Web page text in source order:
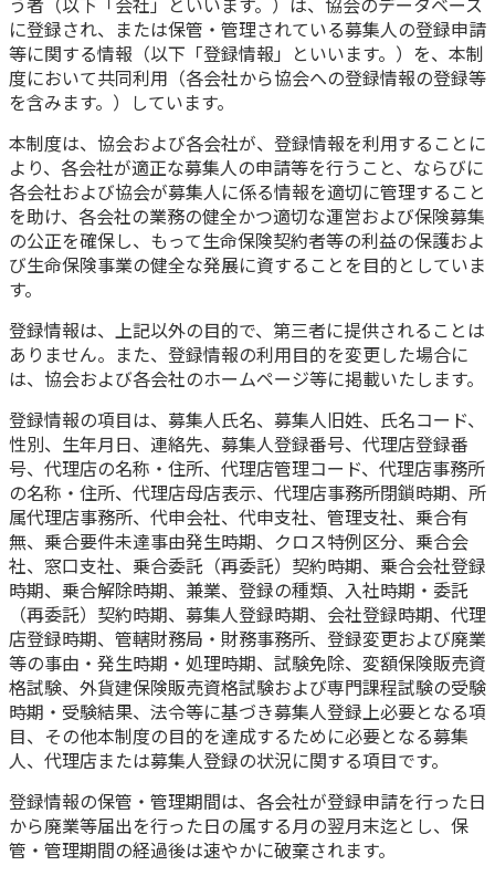
に登録され、または保管・管理されている募集人の登録申請
等に関する情報（以下「登録情報」といいます。）を、本制
度において共同利用（各会社から協会への登録情報の登録等
を含みます。）しています。
本制度は、協会および各会社が、登録情報を利用することに
より、各会社が適正な募集人の申請等を行うこと、ならびに
各会社および協会が募集人に係る情報を適切に管理すること
を助け、各会社の業務の健全かつ適切な運営および保険募集
の公正を確保し、もって生命保険契約者等の利益の保護およ
び生命保険事業の健全な発展に資することを目的としていま
す。
登録情報は、上記以外の目的で、第三者に提供されることは
ありません。また、登録情報の利用目的を変更した場合に
は、協会および各会社のホームページ等に掲載いたします。
登録情報の項目は、募集人氏名、募集人旧姓、氏名コード、
性別、生年月日、連絡先、募集人登録番号、代理店登録番
号、代理店の名称・住所、代理店管理コード、代理店事務所
の名称・住所、代理店母店表示、代理店事務所閉鎖時期、所
属代理店事務所、代申会社、代申支社、管理支社、乗合有
無、乗合要件未達事由発生時期、クロス特例区分、乗合会
社、窓口支社、乗合委託（再委託）契約時期、乗合会社登録
時期、乗合解除時期、兼業、登録の種類、入社時期・委託
（再委託）契約時期、募集人登録時期、会社登録時期、代理
店登録時期、管轄財務局・財務事務所、登録変更および廃業
等の事由・発生時期・処理時期、試験免除、変額保険販売資
格試験、外貨建保険販売資格試験および専門課程試験の受験
時期・受験結果、法令等に基づき募集人登録上必要となる項
目、その他本制度の目的を達成するために必要となる募集
人、代理店または募集人登録の状況に関する項目です。
登録情報の保管・管理期間は、各会社が登録申請を行った日
から廃業等届出を行った日の属する月の翌月末迄とし、保
管・管理期間の経過後は速やかに破棄されます。